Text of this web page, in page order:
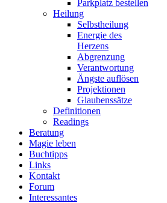
Parkplatz bestellen
Heilung
Selbstheilung
Energie des
Herzens
Abgrenzung
Verantwortung
Ängste auflösen
Projektionen
Glaubenssätze
Definitionen
Readings
Beratung
Magie leben
Buchtipps
Links
Kontakt
Forum
Interessantes